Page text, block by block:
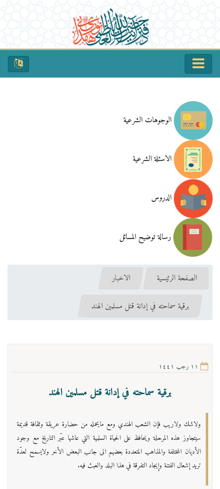
الوجوهات الشرعية
الاسئلة الشرعية
الدروس
رسالة توضيح المسائل
الصفحة الرئيسية الاخبار
برقية سماحته في إدانة قتل مسلمين الهند
١١ رجب ١٤٤١
برقية سماحته في إدانة قتل مسلمين الهند
ولاشك ولاريب فإن الشعب الهندي ومع مايحمله من حضارة عريقة وثقافة قديمة
سيتجاوز هذه المرحلة ويحافظ على الحياة السلمية التي عاشها عبّر التاريخ مع وجود
الأديان المختلفة والمذاهب المتعددة بعضهم الى جانب البعض الأخر ولايسمح لعدّة
تريد إشعال الفتنة وإيجاد التفرقة في هذا البلد والعبث فيه.